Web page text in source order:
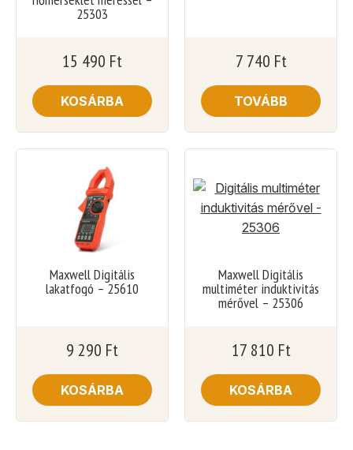
25303
15 490 Ft
KOSÁRBA
7 740 Ft
TOVÁBB
Maxwell Digitális
lakatfogó – 25610
9 290 Ft
KOSÁRBA
Maxwell Digitális
multiméter induktivitás
mérővel – 25306
17 810 Ft
KOSÁRBA